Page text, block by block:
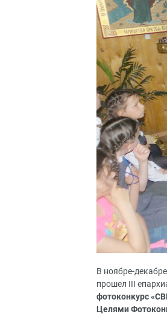
В ноябре-
прошел III
фотоконкурс
Целями